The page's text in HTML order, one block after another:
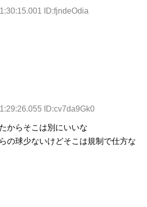
ID:fjndeOdia
ID:cv7da9Gk0
からそこは別にいいな
の球少ないけどそこは規制で仕方な